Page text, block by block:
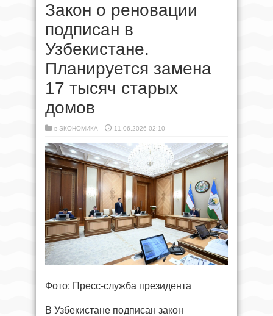
Закон о реновации
подписан в
Узбекистане.
Планируется замена
17 тысяч старых
домов
в ЭКОНОМИКА 11.06.2026 02:10
Фото: Пресс-служба президента
В Узбекистане подписан закон